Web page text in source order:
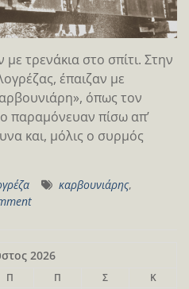
τρενάκια στο σπίτι. Στην
έπαιζαν με
όπως τον
παραμόνευαν πίσω απ’
και, μόλις ο συρμός
καρβουνιάρης,
2026
Π Π Σ
Κ